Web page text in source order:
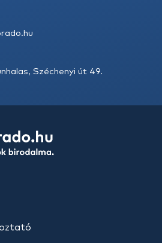
Széchenyi út 49.